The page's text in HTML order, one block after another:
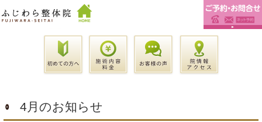
4月のお知らせ